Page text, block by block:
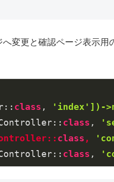
変更と確認ページ表示用
class , 'index'])-
class ,
class ,
class ,